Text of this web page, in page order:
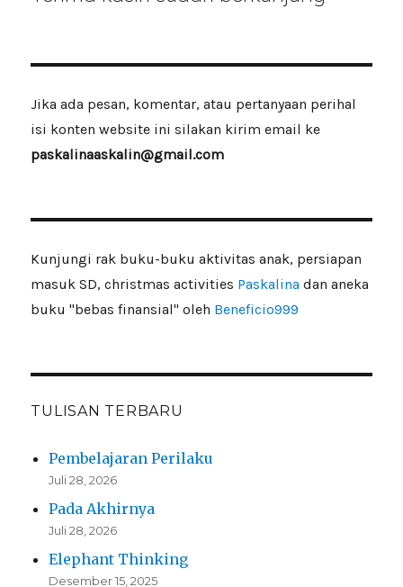
Jika ada pesan, komentar, atau pertanyaan perihal
isi konten website ini silakan kirim email ke
paskalinaaskalin@gmail.com
Kunjungi rak buku-buku aktivitas anak, persiapan
masuk SD, christmas activities Paskalinadan aneka
buku "bebas finansial" oleh Beneficio999
TULISAN TERBARU
Pembelajaran Perilaku
Juli 28, 2026
Pada Akhirnya
Juli 28, 2026
Elephant Thinking
Desember 15, 2025